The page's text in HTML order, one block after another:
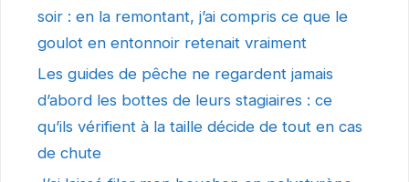
soir : en la remontant, j’ai compris ce que le
goulot en entonnoir retenait vraiment
Les guides de pêche ne regardent jamais
d’abord les bottes de leurs stagiaires : ce
qu’ils vérifient à la taille décide de tout en cas
de chute